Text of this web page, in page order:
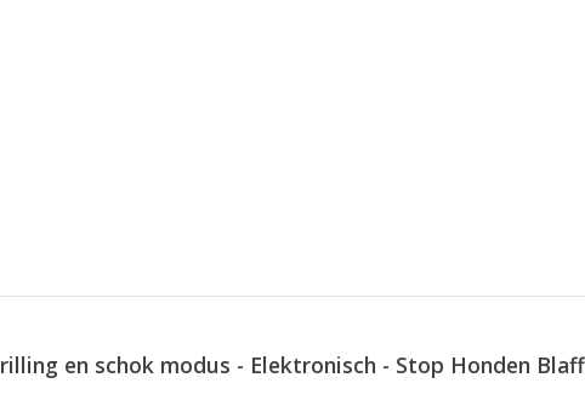
en schok modus - Elektronisch - Stop Honden